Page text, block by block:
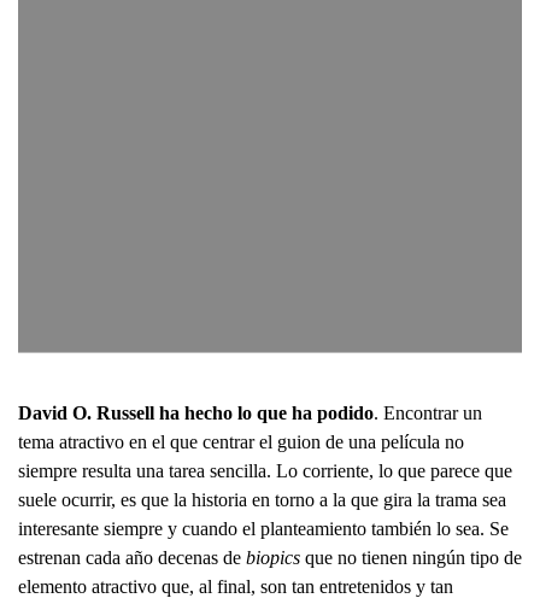
David O. Russell ha hecho lo que ha podido. Encontrar un
tema atractivo en el que centrar el guion de una película no
siempre resulta una tarea sencilla. Lo corriente, lo que parece que
suele ocurrir, es que la historia en torno a la que gira la trama sea
interesante siempre y cuando el planteamiento también lo sea. Se
estrenan cada año decenas de biopics que no tienen ningún tipo de
elemento atractivo que, al final, son tan entretenidos y tan